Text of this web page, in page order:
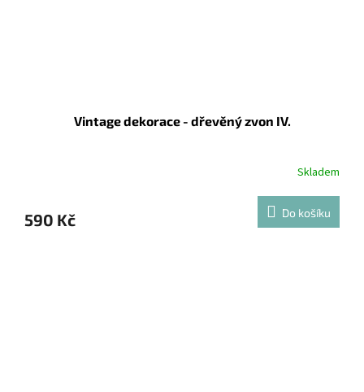
Vintage dekorace - dřevěný zvon IV.
Skladem
590 Kč Do košíku